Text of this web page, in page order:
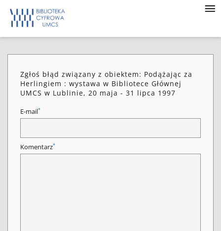
Zgłoś błąd związany z obiektem: Podążając za
Herlingiem : wystawa w Bibliotece Głównej
UMCS w Lublinie, 20 maja - 31 lipca 1997
E-mail*
Komentarz*